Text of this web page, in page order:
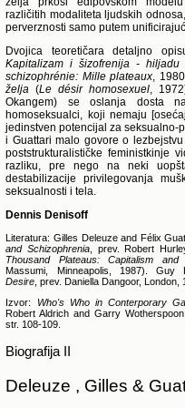
različitih modaliteta ljudskih
perverznosti samo putem
Dvojica teoretičara detaljno
Kapitalizam i šizofrenija - hiljadu
schizophrénie: Mille plateaux,
želja (Le désir homosexuel,
Okangem) se oslanja dosta
homoseksualci, koji nemaju
jedinstven potencijal za seksualno-
i Guattari malo govore o
poststrukturalističke feministkinje
razliku, pre nego na neki
destabilizacije privilegovanja
seksualnosti i tela.
Dennis Denisoff
Literatura: Gilles Deleuze and Félix
and Schizophrenia , prev. Robert
Thousand Plateaus: Capitalism and
Massumi, Minneapolis, 1987). Guy
Desire , prev. Daniella Dangoor, London,
Izvor:
Who's Who in Conterporary
Robert Aldrich and Garry
str. 108-109.
Biografija II
Deleuze , Gilles &